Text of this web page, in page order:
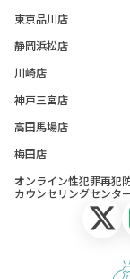
東京品川店
静岡浜松店
川崎店
神戸三宮店
高田馬場店
梅田店
オンライン性犯罪再犯
カウンセリングセンタ